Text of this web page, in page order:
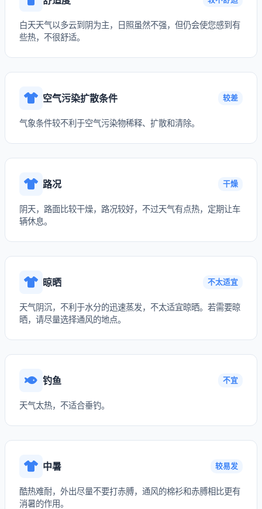
白天天气以多云到阴为主，日照虽然不强，但仍会使您感到有
些热，不很舒适。
空气污染扩散条件 较差
气象条件较不利于空气污染物稀释、扩散和清除。
路况 干燥
阴天，路面比较干燥，路况较好，不过天气有点热，定期让车
辆休息。
晾晒 不太适宜
天气阴沉，不利于水分的迅速蒸发，不太适宜晾晒。若需要晾
晒，请尽量选择通风的地点。
钓鱼 不宜
天气太热，不适合垂钓。
中暑 较易发
酷热难耐，外出尽量不要打赤膊，通风的棉衫和赤膊相比更有
消暑的作用。